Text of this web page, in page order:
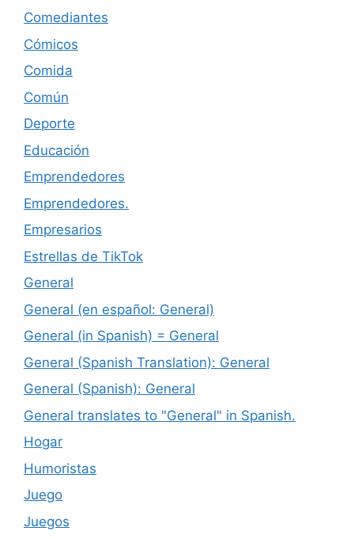
Comediantes
Cómicos
Comida
Común
Deporte
Educación
Emprendedores
Emprendedores.
Empresarios
Estrellas de TikTok
General
General (en español: General)
General (in Spanish) = General
General (Spanish Translation): General
General (Spanish): General
General translates to "General" in Spanish.
Hogar
Humoristas
Juego
Juegos